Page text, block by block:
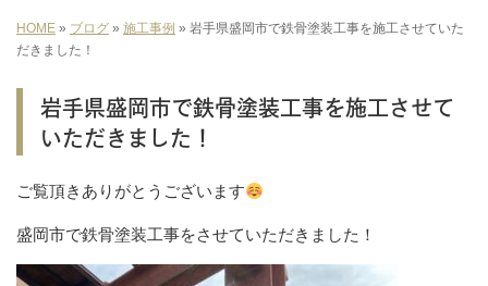
HOME » ブログ » 施工事例 » 岩手県盛岡市で鉄骨塗装工事を施工させていた
だきました！
岩手県盛岡市で鉄骨塗装工事を施工させて
いただきました！
ご覧頂きありがとうございます
盛岡市で鉄骨塗装工事をさせていただきました！